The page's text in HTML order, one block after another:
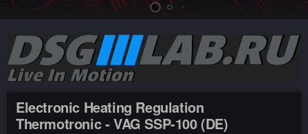
Electronic Heating Regulation
Thermotronic - VAG SSP-100 (DE)